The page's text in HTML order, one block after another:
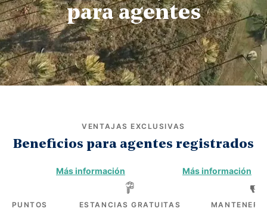
para agentes
VENTAJAS EXCLUSIVAS
Beneficios para agentes registrados
PUNTOS
Más información
ESTANCIAS GRATUITAS
Más información